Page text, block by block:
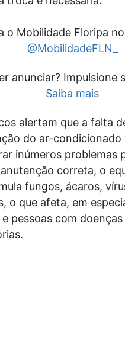
o Mobilidade Floripa
@MobilidadeFLN_
anunciar? Impulsione
Saiba mais
alertam que a falta
do ar-condicionado
inúmeros problemas
correta, o
fungos, ácaros,
o que afeta, em
pessoas com doenças